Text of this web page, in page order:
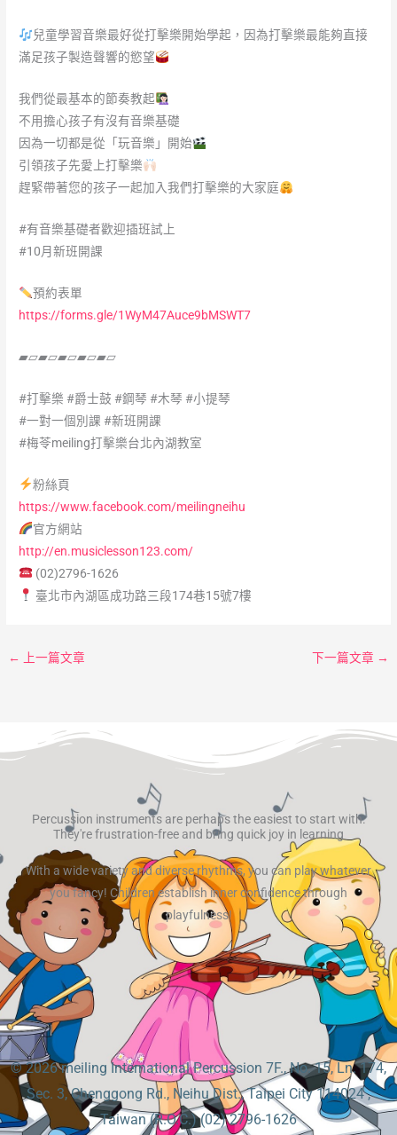
兒童學習音樂最好從打擊樂開始學起，因為打擊樂最能夠直接
滿足孩子製造聲響的慾望
我們從最基本的節奏教起
不用擔心孩子有沒有音樂基礎
因為一切都是從「玩音樂」開始
引領孩子先愛上打擊樂
趕緊帶著您的孩子一起加入我們打擊樂的大家庭
#有音樂基礎者歡迎插班試上
#10月新班開課
預約表單
https://forms.gle/1WyM47Auce9bMSWT7
▰▱▰▱▰▱▰▱▰▱
#打擊樂 #爵士鼓 #鋼琴 #木琴 #小提琴
#一對一個別課 #新班開課
#梅苓meiling打擊樂台北內湖教室
粉絲頁
https://www.facebook.com/meilingneihu
官方網站
http://en.musiclesson123.com/
(02)2796-1626
臺北市內湖區成功路三段174巷15號7樓
← 上一篇文章 下一篇文章 →
Percussion instruments are perhaps the easiest to start with.
They're frustration-free and bring quick joy in learning
With a wide variety and diverse rhythms, you can play whatever
you fancy! Children establish inner confidence through
playfulness!
© 2026meiling International Percussion 7F., No. 15, Ln. 174,
Sec. 3, Chenggong Rd., Neihu Dist., Taipei City 114024 ,
Taiwan (R.O.C.) (02) 2796-1626